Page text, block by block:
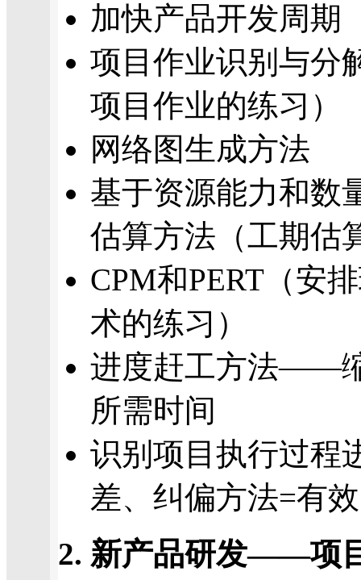
加快产品开发周期
项目作业识别与分
项目作业的练习）
网络图生成方法
基于资源能力和数
估算方法（工期估
CPM和PERT（安
术的练习）
进度赶工方法——
所需时间
识别项目执行过程
差、纠偏方法=有
2. 新产品研发——项